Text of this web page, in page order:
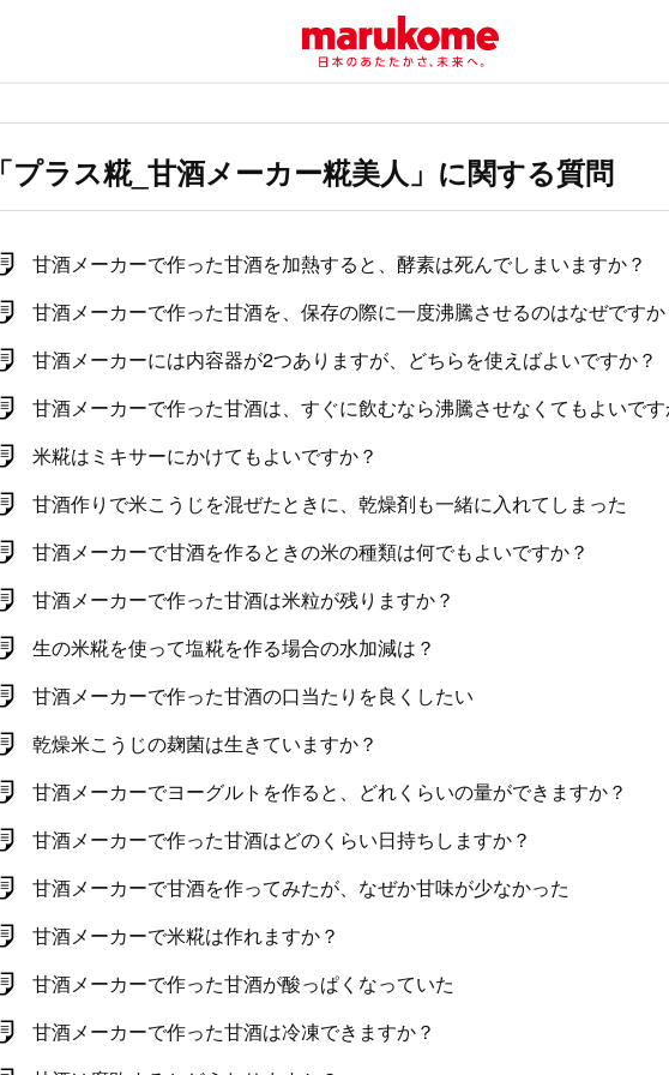
「プラス糀_甘酒メーカー糀美人」に関する質問
甘酒メーカーで作った甘酒を加熱すると、酵素は死んでしまいますか？
甘酒メーカーで作った甘酒を、保存の際に一度沸騰させるのはなぜです
甘酒メーカーには内容器が2つありますが、どちらを使えばよいですか？
甘酒メーカーで作った甘酒は、すぐに飲むなら沸騰させなくてもよいで
米糀はミキサーにかけてもよいですか？
甘酒作りで米こうじを混ぜたときに、乾燥剤も一緒に入れてしまった
甘酒メーカーで甘酒を作るときの米の種類は何でもよいですか？
甘酒メーカーで作った甘酒は米粒が残りますか？
生の米糀を使って塩糀を作る場合の水加減は？
甘酒メーカーで作った甘酒の口当たりを良くしたい
乾燥米こうじの麹菌は生きていますか？
甘酒メーカーでヨーグルトを作ると、どれくらいの量ができますか？
甘酒メーカーで作った甘酒はどのくらい日持ちしますか？
甘酒メーカーで甘酒を作ってみたが、なぜか甘味が少なかった
甘酒メーカーで米糀は作れますか？
甘酒メーカーで作った甘酒が酸っぱくなっていた
甘酒メーカーで作った甘酒は冷凍できますか？